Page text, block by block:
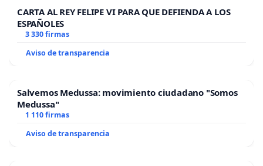
CARTA AL REY FELIPE VI PARA QUE DEFIENDA A LOS
ESPAÑOLES
3 330 firmas
Aviso de transparencia
Salvemos Medussa: movimiento ciudadano "Somos
Medussa"
1 110 firmas
Aviso de transparencia